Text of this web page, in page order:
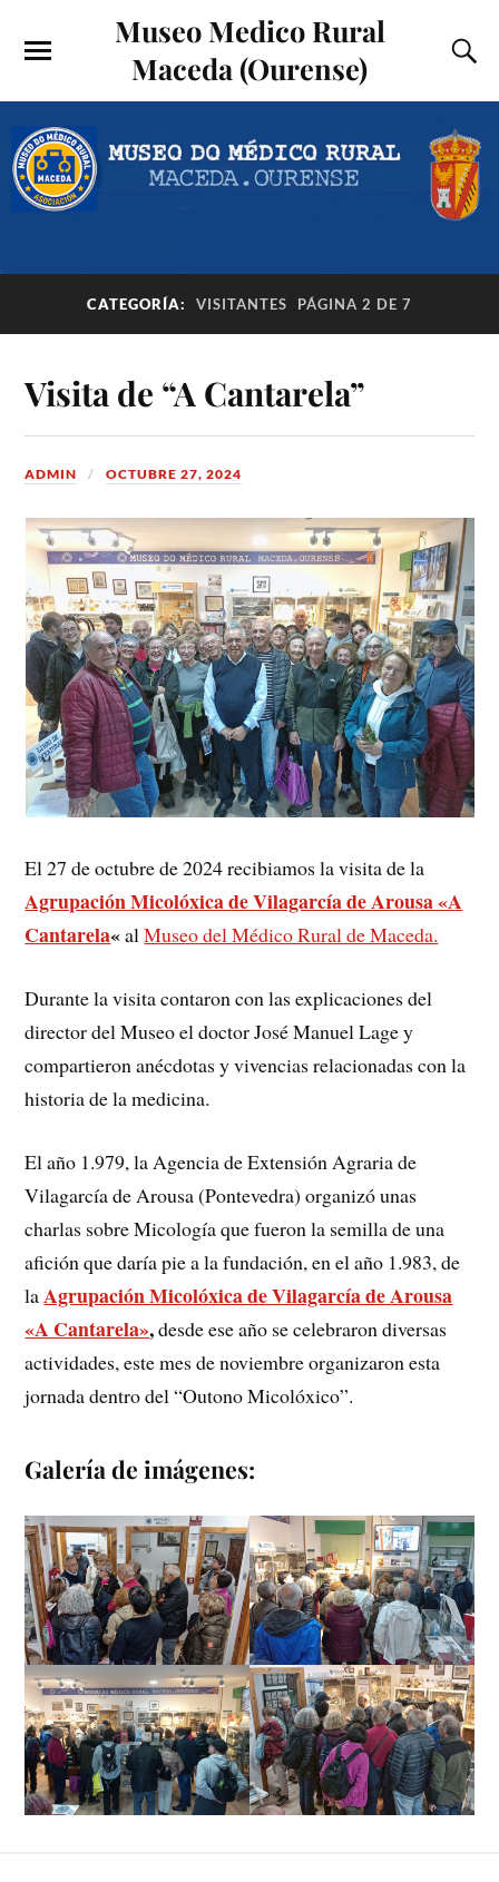
Museo Medico Rural
Maceda (Ourense)
CATEGORÍA: VISITANTES PÁGINA 2 DE 7
Visita de “A Cantarela”
ADMIN OCTUBRE 27, 2024
El 27 de octubre de 2024 recibiamos la visita de la
Agrupación Micolóxica de Vilagarcía de Arousa «A
Cantarela«alMuseo del Médico Rural de Maceda.
Durante la visita contaron con las explicaciones del
director del Museo el doctor José Manuel Lage y
compartieron anécdotas y vivencias relacionadas con la
historia de la medicina.
El año 1.979, la Agencia de Extensión Agraria de
Vilagarcía de Arousa (Pontevedra) organizó unas
charlas sobre Micología que fueron la semilla de una
afición que daría pie a la fundación, en el año 1.983, de
laAgrupación Micolóxica de Vilagarcía de Arousa
«A Cantarela»,desde ese año se celebraron diversas
actividades, este mes de noviembre organizaron esta
jornada dentro del “Outono Micolóxico”.
Galería de imágenes: